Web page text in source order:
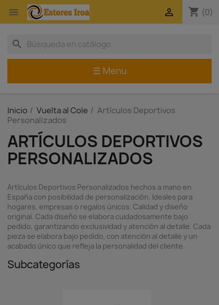
 shopping_cart (0)

search
☰ Menu
Inicio Vuelta al Cole
Artículos Deportivos
Personalizados
ARTÍCULOS DEPORTIVOS
PERSONALIZADOS
Artículos Deportivos Personalizados hechos a mano en
España con posibilidad de personalización. Ideales para
hogares, empresas o regalos únicos. Calidad y diseño
original. Cada diseño se elabora cuidadosamente bajo
pedido, garantizando exclusividad y atención al detalle. Cada
pieza se elabora bajo pedido, con atención al detalle y un
acabado único que refleja la personalidad del cliente.
Subcategorías